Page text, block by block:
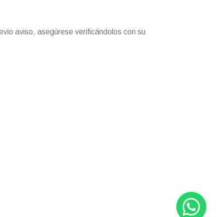
aviso, asegúrese verificándolos con su